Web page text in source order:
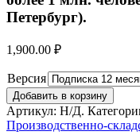
Петербург).
1,900.00 ₽
Версия
Добавить в корзину
Артикул: Н/Д.
Производственно-